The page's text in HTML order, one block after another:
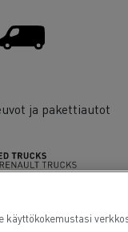
ja pakettiautot
käyttökokemustasi